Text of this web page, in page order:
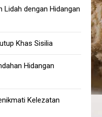
dengan Hidangan
Khas Sisilia
Hidangan
Kelezatan